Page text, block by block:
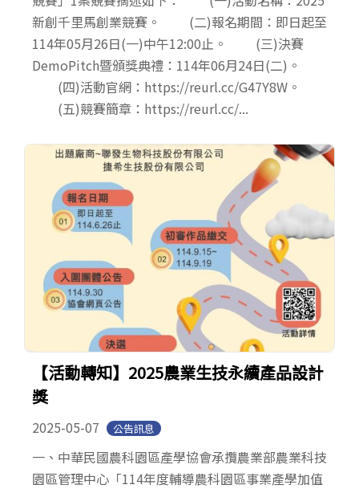
新創千里馬創業競賽。 (二)報名期間：即日起至
114年05月26日(一)中午12:00止。 (三)決賽
DemoPitch暨頒獎典禮：114年06月24日(二)。
(四)活動官網：https://reurl.cc/G47Y8W。
(五)競賽簡章：https://reurl.cc/...
【活動轉知】2025農業生技永續產品設計
獎
2025-05-07 公告訊息
一、中華民國農科園區產學協會承攬農業部農業科技
園區管理中心「114年度輔導農科園區事業產學加值